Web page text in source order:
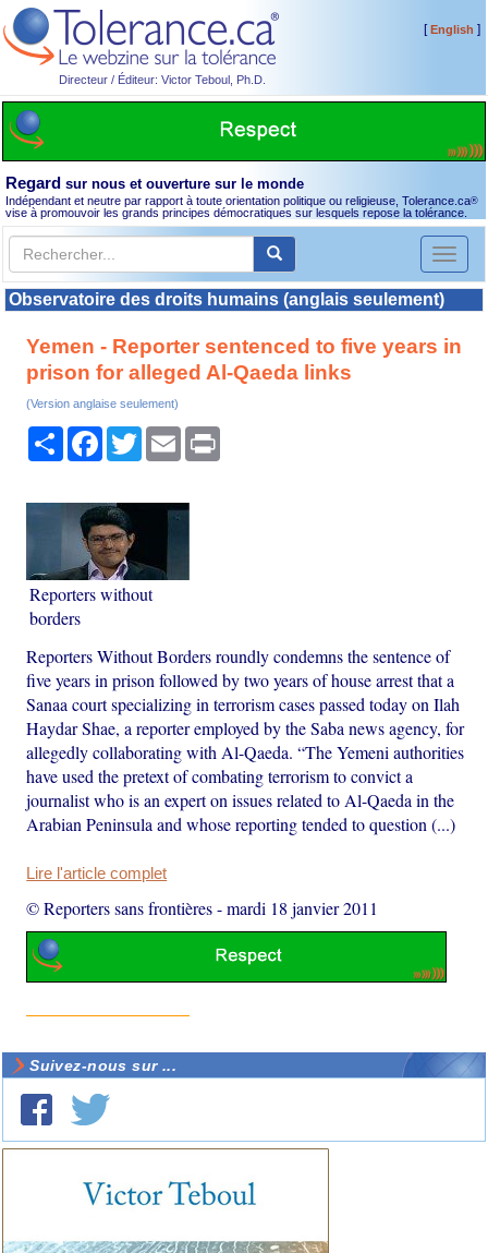
Directeur / Éditeur: Victor Teboul, Ph.D.
[English ]
Regard sur nous et ouverture sur le monde
Indépendant et neutre par rapport à toute orientation politique ou religieuse, Tolerance.ca®
vise à promouvoir les grands principes démocratiques sur lesquels repose la tolérance.
Toggle
Observatoire des droits humains (anglais seulement)
Yemen - Reporter sentenced to five years in
prison for alleged Al-Qaeda links
(Version anglaise seulement)
PartagerFacebook
TwitterEmail
Reporters without
borders
Reporters Without Borders roundly condemns the sentence of
five years in prison followed by two years of house arrest that a
Sanaa court specializing in terrorism cases passed today on Ilah
Haydar Shae, a reporter employed by the Saba news agency, for
allegedly collaborating with Al-Qaeda. “The Yemeni authorities
have used the pretext of combating terrorism to convict a
journalist who is an expert on issues related to Al-Qaeda in the
Arabian Peninsula and whose reporting tended to question (...)
Lire l'article complet
© Reporters sans frontières-mardi 18 janvier 2011
Suivez-nous sur ...